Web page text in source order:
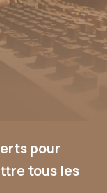
pour
tous les